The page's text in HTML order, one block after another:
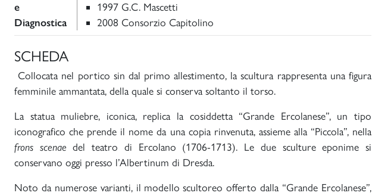
e
Diagnostica
1997 G.C. Mascetti
2008 Consorzio Capitolino
SCHEDA
Collocata nel portico sin dal primo allestimento, la scultura rappresenta una figura
femminile ammantata, della quale si conserva soltanto il torso.
La statua muliebre, iconica, replica la cosiddetta “Grande Ercolanese”, un tipo
iconografico che prende il nome da una copia rinvenuta, assieme alla “Piccola”, nella
frons scenae del teatro di Ercolano (1706-1713). Le due sculture eponime si
conservano oggi presso l’Albertinum di Dresda.
Noto da numerose varianti, il modello scultoreo offerto dalla “Grande Ercolanese”,